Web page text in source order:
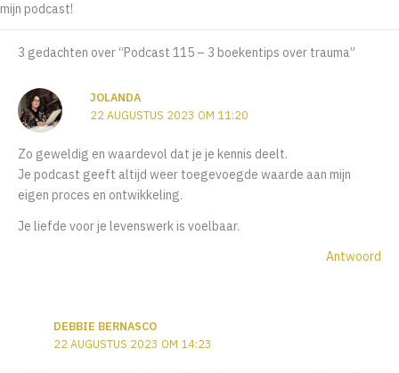
mijn podcast!
3 gedachten over “Podcast 115 – 3 boekentips over trauma”
JOLANDA
22 AUGUSTUS 2023 OM 11:20
Zo geweldig en waardevol dat je je kennis deelt.
Je podcast geeft altijd weer toegevoegde waarde aan mijn
eigen proces en ontwikkeling.
Je liefde voor je levenswerk is voelbaar.
Antwoord
DEBBIE BERNASCO
22 AUGUSTUS 2023 OM 14:23